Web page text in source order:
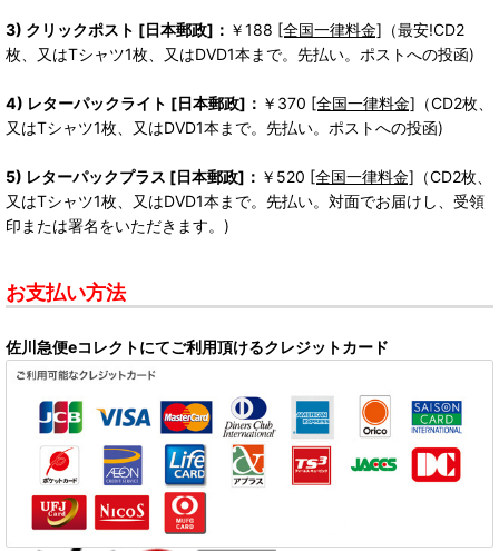
3) クリックポスト [日本郵政]： ￥188 [全国一律料金] （最安!CD2
枚、又はTシャツ1枚、又はDVD1本まで。先払い。ポストへの投函)
4) レターパックライト [日本郵政]： ￥370 [全国一律料金] （CD2枚、
又はTシャツ1枚、又はDVD1本まで。先払い。ポストへの投函)
5) レターパックプラス [日本郵政]： ￥520 [全国一律料金] （CD2枚、
又はTシャツ1枚、又はDVD1本まで。先払い。対面でお届けし、受領
印または署名をいただきます。)
お支払い方法
佐川急便eコレクトにてご利用頂けるクレジットカード